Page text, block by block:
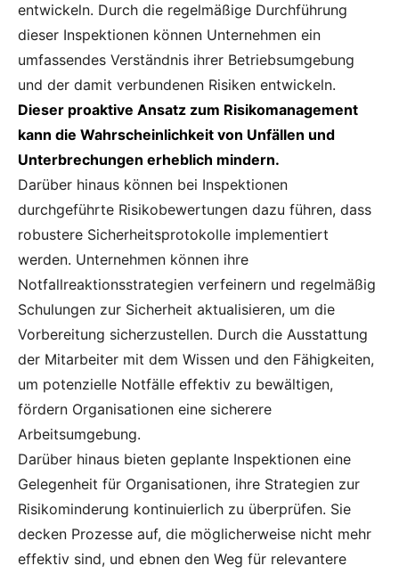
entwickeln. Durch die regelmäßige Durchführung
dieser Inspektionen können Unternehmen ein
umfassendes Verständnis ihrer Betriebsumgebung
und der damit verbundenen Risiken entwickeln.
Dieser proaktive Ansatz zum Risikomanagement
kann die Wahrscheinlichkeit von Unfällen und
Unterbrechungen erheblich mindern.
Darüber hinaus können bei Inspektionen
durchgeführte Risikobewertungen dazu führen, dass
robustere Sicherheitsprotokolle implementiert
werden. Unternehmen können ihre
Notfallreaktionsstrategien verfeinern und regelmäßig
Schulungen zur Sicherheit aktualisieren, um die
Vorbereitung sicherzustellen. Durch die Ausstattung
der Mitarbeiter mit dem Wissen und den Fähigkeiten,
um potenzielle Notfälle effektiv zu bewältigen,
fördern Organisationen eine sicherere
Arbeitsumgebung.
Darüber hinaus bieten geplante Inspektionen eine
Gelegenheit für Organisationen, ihre Strategien zur
Risikominderung kontinuierlich zu überprüfen. Sie
decken Prozesse auf, die möglicherweise nicht mehr
effektiv sind, und ebnen den Weg für relevantere